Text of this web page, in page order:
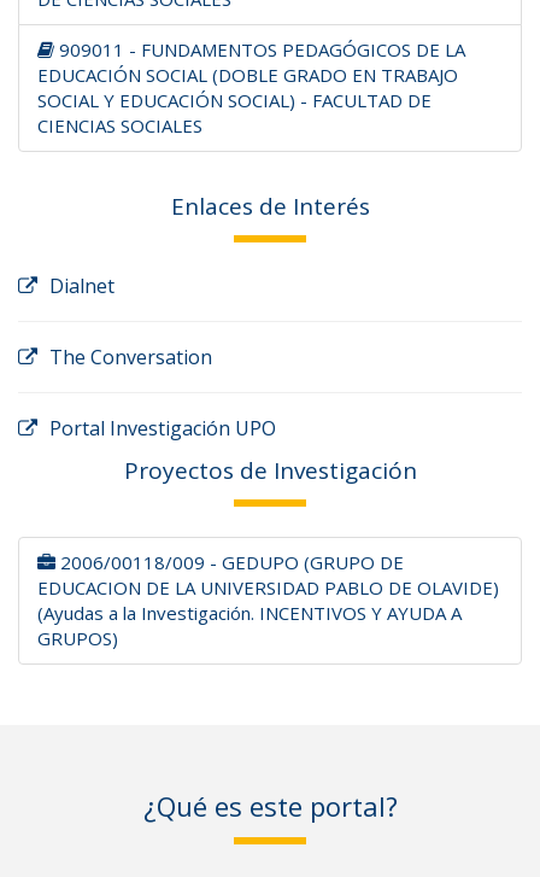
909011 - FUNDAMENTOS PEDAGÓGICOS DE LA
EDUCACIÓN SOCIAL (DOBLE GRADO EN TRABAJO
SOCIAL Y EDUCACIÓN SOCIAL) - FACULTAD DE
CIENCIAS SOCIALES
Enlaces de Interés
Dialnet
The Conversation
Portal Investigación UPO
Proyectos de Investigación
2006/00118/009 - GEDUPO (GRUPO DE
EDUCACION DE LA UNIVERSIDAD PABLO DE OLAVIDE)
(Ayudas a la Investigación. INCENTIVOS Y AYUDA A
GRUPOS)
¿Qué es este portal?